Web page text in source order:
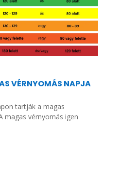
VÉRNYOMÁS NAPJA
tartják a magas
magas vérnyomás igen